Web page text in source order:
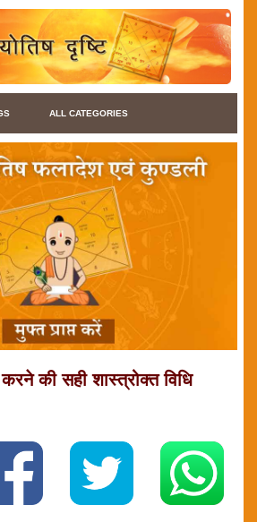
ALL CATEGORIES
की सही शास्त्रोक्त विधि